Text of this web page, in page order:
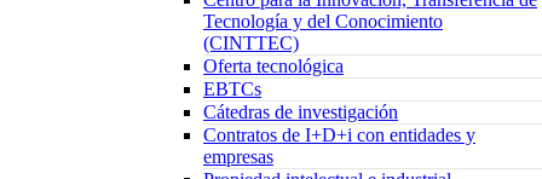
Tecnología y del Conocimiento
(CINTTEC)
Oferta tecnológica
EBTCs
Cátedras de investigación
Contratos de I+D+i con entidades y
empresas